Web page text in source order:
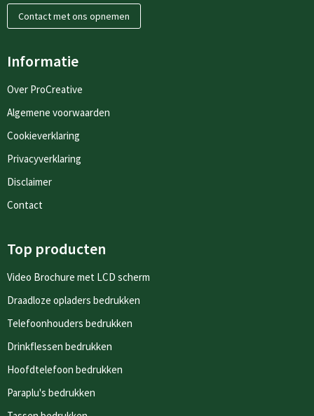
Contact met ons opnemen
Informatie
Over ProCreative
Algemene voorwaarden
Cookieverklaring
Privacyverklaring
Disclaimer
Contact
Top producten
Video Brochure met LCD scherm
Draadloze opladers bedrukken
Telefoonhouders bedrukken
Drinkflessen bedrukken
Hoofdtelefoon bedrukken
Paraplu's bedrukken